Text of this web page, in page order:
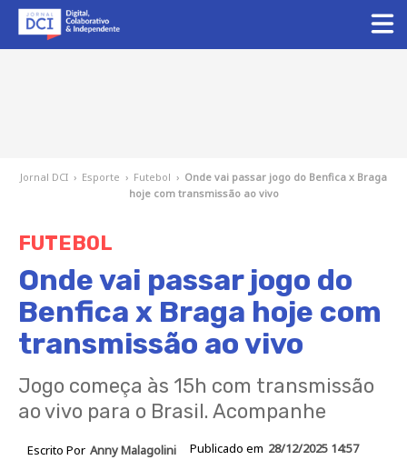
Jornal DCI › Esporte › Futebol › Onde vai passar jogo do Benfica x Braga
hoje com transmissão ao vivo
FUTEBOL
Onde vai passar jogo do
Benfica x Braga hoje com
transmissão ao vivo
Jogo começa às 15h com transmissão
ao vivo para o Brasil. Acompanhe
Escrito Por Anny Malagolini Publicado em 28/12/2025 14:57